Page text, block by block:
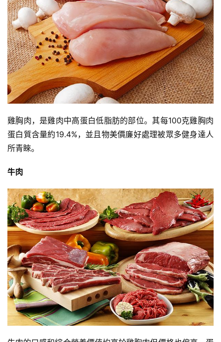
雞胸肉，是雞肉中高蛋白低脂肪的部位。其每100克雞胸肉
蛋白質含量約19.4%，並且物美價廉好處理被眾多健身達人
所青睞。
牛肉